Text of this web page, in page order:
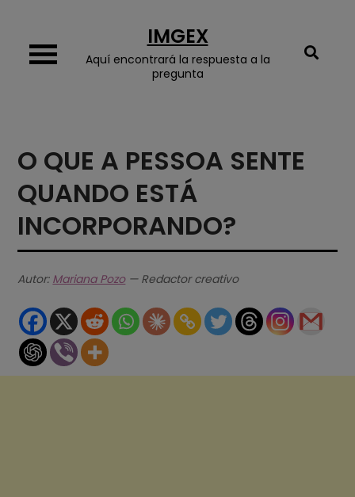
content
IMGEX
Aquí encontrará la respuesta a la
pregunta
O QUE A PESSOA SENTE
QUANDO ESTÁ
INCORPORANDO?
Autor: Mariana Pozo— Redactor creativo